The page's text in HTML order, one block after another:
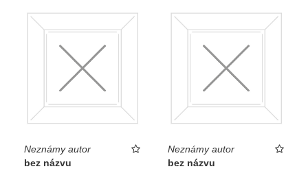
Neznámy autor
bez názvu
Neznámy autor
bez názvu